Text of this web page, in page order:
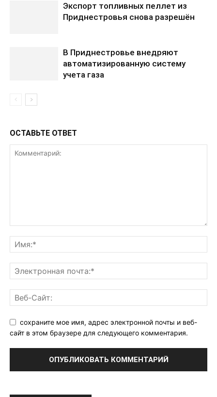
Экспорт топливных пеллет из
Приднестровья снова разрешён
В Приднестровье внедряют
автоматизированную систему
учета газа
ОСТАВЬТЕ ОТВЕТ
сохраните мое имя, адрес электронной почты и веб-
сайт в этом браузере для следующего комментария.